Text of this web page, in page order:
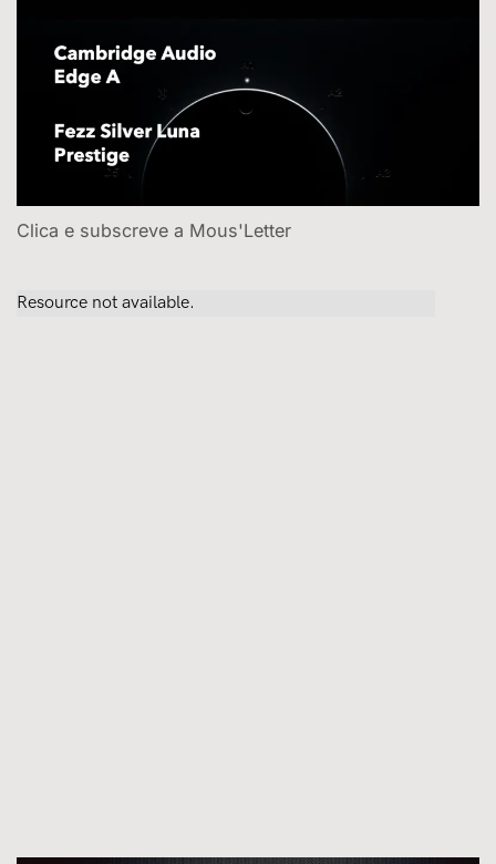
Clica e subscreve a Mous'Letter